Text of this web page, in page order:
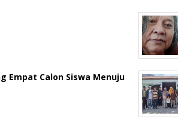
Empat Calon Siswa Menuju